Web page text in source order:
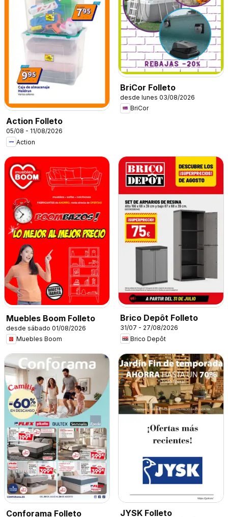
Action Folleto
05/08 - 11/08/2026
Action
BriCor Folleto
desde lunes 03/08/2026
BriCor
Muebles Boom Folleto
desde sábado 01/08/2026
Muebles Boom
Brico Depôt Folleto
31/07 - 27/08/2026
Brico Depôt
Conforama Folleto JYSK Folleto